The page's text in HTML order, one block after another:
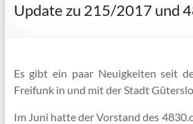
Update zu 215/2017 und
Es gibt ein paar Neuigkeiten seit
Freifunk in und mit der Stadt
Im Juni hatte der Vorstand des